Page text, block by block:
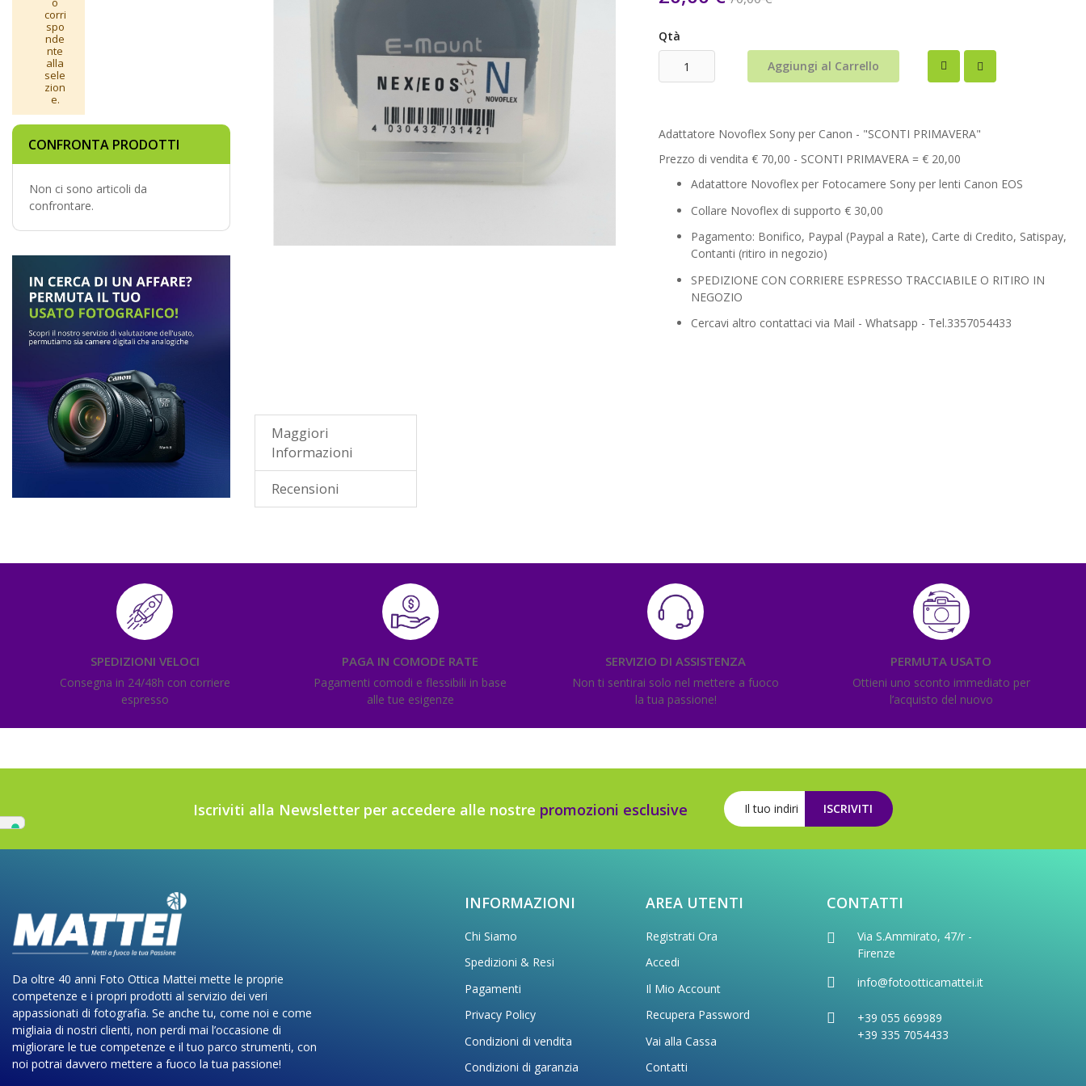
Qtà
Aggiungi al Carrello
Adattatore Novoflex Sony per Canon - "SCONTI PRIMAVERA"
Prezzo di vendita € 70,00 - SCONTI PRIMAVERA = € 20,00
Adatattore Novoflex per Fotocamere Sony per lenti Canon EOS
Collare Novoflex di supporto € 30,00
Pagamento: Bonifico, Paypal (Paypal a Rate), Carte di Credito, Satispay,
Contanti (ritiro in negozio)
SPEDIZIONE CON CORRIERE ESPRESSO TRACCIABILE O RITIRO IN
NEGOZIO
Cercavi altro contattaci via Mail - Whatsapp - Tel.3357054433
Maggiori
Informazioni
Recensioni
corri
spo
nde
nte
alla
sele
zion
e.
CONFRONTA PRODOTTI
Non ci sono articoli da
confrontare.
SPEDIZIONI VELOCI
Consegna in 24/48h con corriere
espresso
PAGA IN COMODE RATE
Pagamenti comodi e flessibili in base
alle tue esigenze
SERVIZIO DI ASSISTENZA
Non ti sentirai solo nel mettere a fuoco
la tua passione!
PERMUTA USATO
Ottieni uno sconto immediato per
l’acquisto del nuovo
Iscriviti alla Newsletter per accedere alle nostre promozioni esclusive ISCRIVITI
Da oltre 40 anni Foto Ottica Mattei mette le proprie
competenze e i propri prodotti al servizio dei veri
appassionati di fotografia. Se anche tu, come noi e come
migliaia di nostri clienti, non perdi mai l’occasione di
migliorare le tue competenze e il tuo parco strumenti, con
noi potrai davvero mettere a fuoco la tua passione!
INFORMAZIONI
Chi Siamo
Spedizioni & Resi
Pagamenti
Privacy Policy
Condizioni di vendita
Condizioni di garanzia
AREA UTENTI
Registrati Ora
Accedi
Il Mio Account
Recupera Password
Vai alla Cassa
Contatti
CONTATTI
Via S.Ammirato, 47/r -
Firenze
info@fotootticamattei.it
+39 055 669989
+39 335 7054433